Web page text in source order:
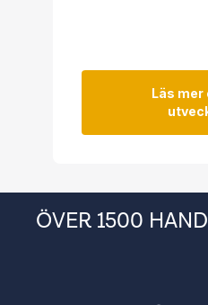
Läs mer
ÖVER 1500